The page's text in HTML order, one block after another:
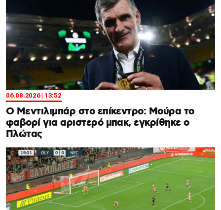
06.08.2026 | 13:52
Ο Μεντιλιμπάρ στο επίκεντρο: Μούρα το
φαβορί για αριστερό μπακ, εγκρίθηκε ο
Πλώτας